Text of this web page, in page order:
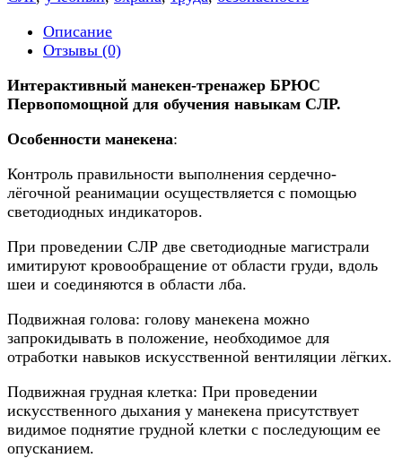
Описание
Отзывы (0)
Интерактивный манекен-тренажер БРЮС
Первопомощной для обучения навыкам СЛР.
Особенности манекена:
Контроль правильности выполнения сердечно-
лёгочной реанимации осуществляется с помощью
светодиодных индикаторов.
При проведении СЛР две светодиодные магистрали
имитируют кровообращение от области груди, вдоль
шеи и соединяются в области лба.
Подвижная голова: голову манекена можно
запрокидывать в положение, необходимое для
отработки навыков искусственной вентиляции лёгких.
Подвижная грудная клетка: При проведении
искусственного дыхания у манекена присутствует
видимое поднятие грудной клетки с последующим ее
опусканием.